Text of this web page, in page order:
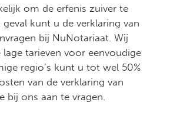
om de erfenis zuiver te
kunt u de verklaring van
bij NuNotariaat. Wij
tarieven voor eenvoudige
regio’s kunt u tot wel 50%
van de verklaring van
bij ons aan te vragen.